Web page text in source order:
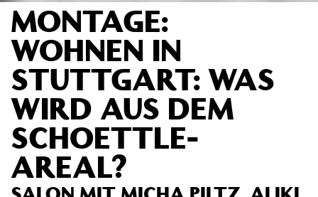
MONTAGE:
WOHNEN IN
STUTTGART: WAS
WIRD AUS DEM
SCHOETTLE-
AREAL?